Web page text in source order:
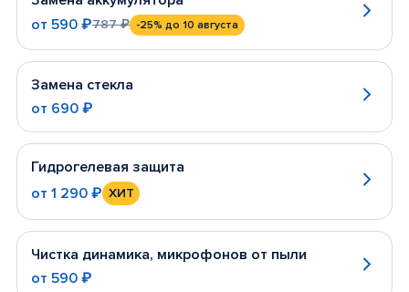
от 590 ₽787 ₽ -25% до 10 августа
Замена стекла
от 690 ₽
Гидрогелевая защита
от 1 290 ₽ ХИТ
Чистка динамика, микрофонов от пыли
от 590 ₽